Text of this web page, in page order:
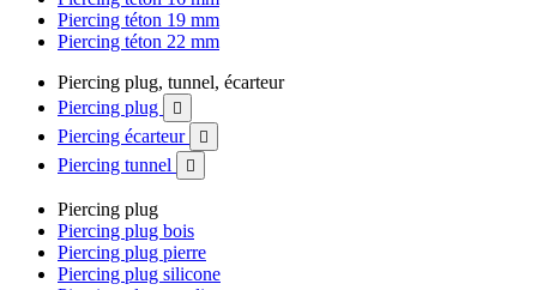
Piercing téton 19 mm
Piercing téton 22 mm
Piercing plug, tunnel, écarteur
Piercing plug

Piercing écarteur 
Piercing tunnel 
Piercing plug
Piercing plug bois
Piercing plug pierre
Piercing plug silicone